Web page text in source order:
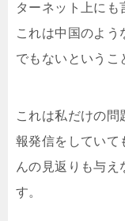
ターネット上にも
これは中国のよう
でもないというこ
これは私だけの問
報発信をしていて
んの見返りも与え
す。